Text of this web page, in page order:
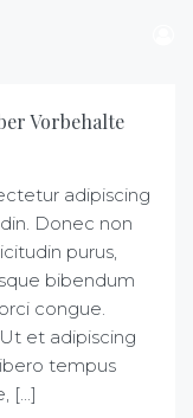
Vorbehalte
adipiscing
Donec non
purus,
bibendum
congue.
et adipiscing
tempus
[...]